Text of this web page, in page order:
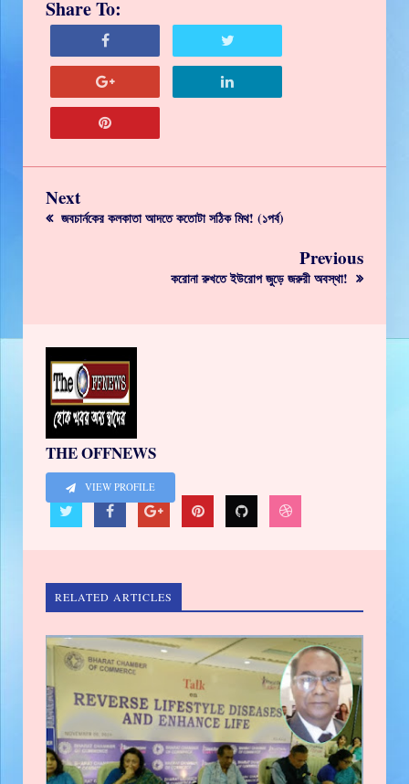
Share To:
Next
জবচার্নকের কলকাতা আদতে কতোটা সঠিক মিথ! (১পর্ব)
Previous
করোনা রুখতে ইউরোপ জুড়ে জরুরী অবস্থা!
THE OFFNEWS
VIEW PROFILE
RELATED ARTICLES